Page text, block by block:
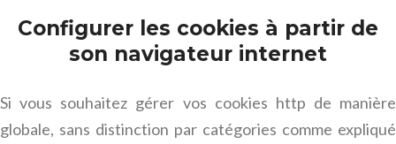
Configurer les cookies à partir de
son navigateur internet
Si vous souhaitez gérer vos cookies http de manière
globale, sans distinction par catégories comme expliqué